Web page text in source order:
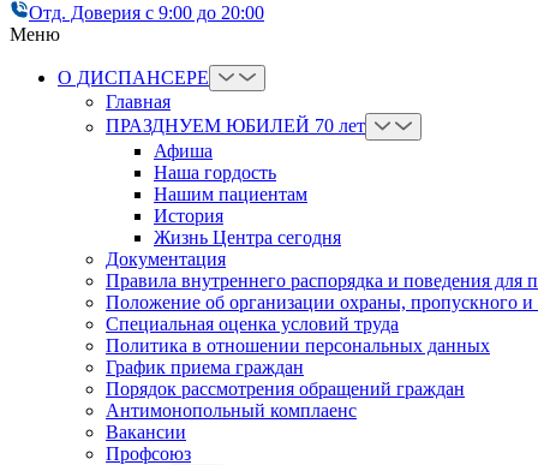
Отд. Доверия с 9:00 до 20:00
Меню
О ДИСПАНСЕРЕ
Главная
ПРАЗДНУЕМ ЮБИЛЕЙ 70 лет
Афиша
Наша гордость
Нашим пациентам
История
Жизнь Центра сегодня
Документация
Правила внутреннего распорядка и поведения для
Положение об организации охраны, пропускного
Cпециальная оценка условий труда
Политика в отношении персональных данных
График приема граждан
Порядок рассмотрения обращений граждан
Антимонопольный комплаенс
Вакансии
Профсоюз